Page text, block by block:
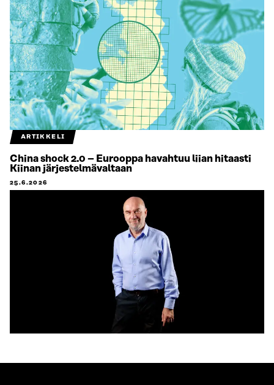
ARTIKKELI
China shock 2.0 – Eurooppa havahtuu liian hitaasti
Kiinan järjestelmävaltaan
25.6.2026